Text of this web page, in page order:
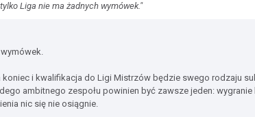
Liga nie ma żadnych wymówek."
koniec i kwalifikacja do Ligi Mistrzów będzie swego rodzaju
ambitnego zespołu powinien być zawsze jeden:
nic się nie osiągnie.